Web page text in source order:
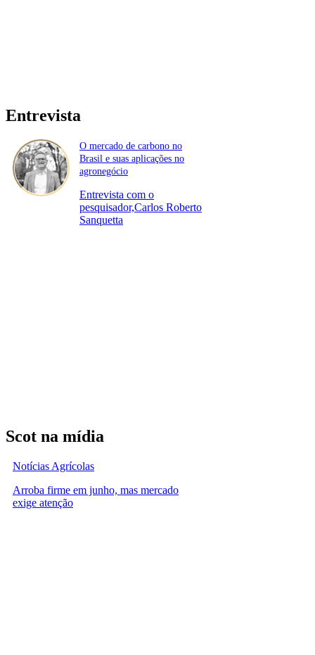
Entrevista
O mercado de carbono no
Brasil e suas aplicações no
agronegócio
Entrevista com o
pesquisador,Carlos Roberto
Sanquetta
Scot na mídia
Notícias Agrícolas
Arroba firme em junho, mas mercado
exige atenção